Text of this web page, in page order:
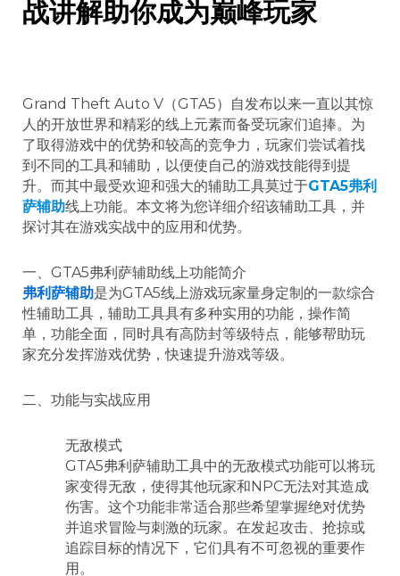
战讲解助你成为巅峰玩家
Grand Theft Auto V（GTA5）自发布以来一直以其惊
人的开放世界和精彩的线上元素而备受玩家们追捧。为
了取得游戏中的优势和较高的竞争力，玩家们尝试着找
到不同的工具和辅助，以便使自己的游戏技能得到提
升。而其中最受欢迎和强大的辅助工具莫过于GTA5弗利
萨辅助线上功能。本文将为您详细介绍该辅助工具，并
探讨其在游戏实战中的应用和优势。
一、GTA5弗利萨辅助线上功能简介
弗利萨辅助是为GTA5线上游戏玩家量身定制的一款综合
性辅助工具，辅助工具具有多种实用的功能，操作简
单，功能全面，同时具有高防封等级特点，能够帮助玩
家充分发挥游戏优势，快速提升游戏等级。
二、功能与实战应用
无敌模式
GTA5弗利萨辅助工具中的无敌模式功能可以将玩
家变得无敌，使得其他玩家和NPC无法对其造成
伤害。这个功能非常适合那些希望掌握绝对优势
并追求冒险与刺激的玩家。在发起攻击、抢掠或
追踪目标的情况下，它们具有不可忽视的重要作
用。